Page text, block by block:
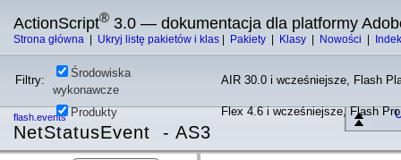
ActionScript® 3.0 — dokumentacja dla platformy
Strona główna Ukryj listę pakietów i klas Pakiety Klasy Nowości
Filtry:
Środowiska
wykonawcze
AIR 30.0 i wcześniejsze, Flash
Produkty Flex 4.6 i wcześniejsze, Flash
flash.events
NetStatusEvent - AS3